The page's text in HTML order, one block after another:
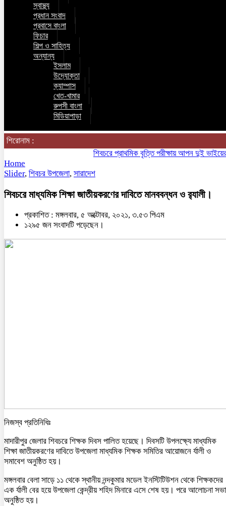
স্বাস্থ্য
প্রধান সংবাদ
প্রবাসে বাংলা
ফিচার
শিল্প ও সাহিত্য
অন্যান্য
ইসলাম
উদ্যোক্তা
ক্যাম্পাস
খেত-খামার
রুপসী বাংলা
মিডিয়াপাড়া
শিরোনাম :
শিবচরে প্রাথমিক বৃত্তি পরীক্ষায় আপন দুই ভাইয়ের
Home
Slider, শিবচর উপজেলা, সারাদেশ
শিবচরে মাধ্যমিক শিক্ষা জাতীয়করণের দাবিতে মানববন্ধন ও র‌্যালী।
প্রকাশিত : মঙ্গলবার, ৫ অক্টোবর, ২০২১, ৩.৫৩ পিএম
১২৯৫ জন সংবাদটি পড়েছেন।
নিজস্ব প্রতিনিধিঃ
মাদারীপুর জেলার শিবচরে শিক্ষক দিবস পালিত হয়েছে। দিবসটি উপলক্ষ্যে মাধ্যমিক
শিক্ষা জাতীয়করণের দাবিতে উপজেলা মাধ্যমিক শিক্ষক সমিতির আয়োজনে র্যালী ও
সমাবেশ অনুষ্ঠিত হয়।
মঙ্গলবার বেলা সাড়ে ১১ থেকে স্থানীয় নন্দকুমার মডেল ইনস্টিটিউশন থেকে শিক্ষকদের
এক র্যালী বের হয়ে উপজেলা কেন্দ্রীয় শহিদ মিনারে এসে শেষ হয়। পরে আলোচনা সভা
অনুষ্ঠিত হয়।